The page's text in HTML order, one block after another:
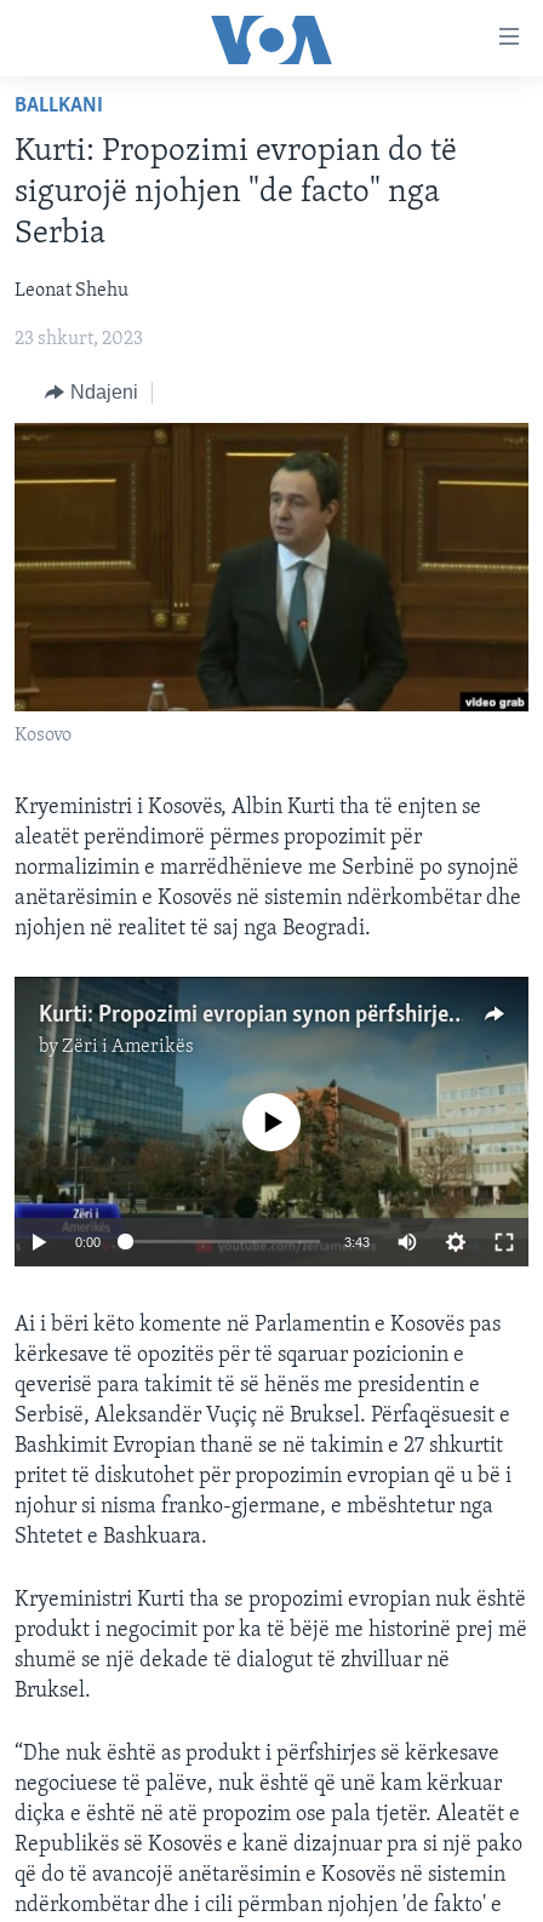
faqen
kryesore
Kalo
tek
faqja
Kalo
tek
AMERIKA
BOTA
MJEDISI
KULTURË
SHKENCË DHE TEKNOLOGJI
SHËNDETËSI
INTERVISTA
DITARI
Learning English
FOLLOW US
BALLKANI
Kurti: Propozimi evropian do të
sigurojë njohjen "de facto" nga
Serbia
Leonat Shehu
23 shkurt, 2023
Ndajeni
Kosovo
Kryeministri i Kosovës, Albin Kurti tha të enjten se
aleatët perëndimorë përmes propozimit për
normalizimin e marrëdhënieve me Serbinë po synojnë
anëtarësimin e Kosovës në sistemin ndërkombëtar dhe
njohjen në realitet të saj nga Beogradi.
Kurti: Propozimi evropian synon përfshirjen e Kosovës në sistemin ndërkombëtar
byZëri i Amerikës
No media source currently available
0:00 3:43
Ai i bëri këto komente në Parlamentin e Kosovës pas
kërkesave të opozitës për të sqaruar pozicionin e
qeverisë para takimit të së hënës me presidentin e
Serbisë, Aleksandër Vuçiç në Bruksel. Përfaqësuesit e
Bashkimit Evropian thanë se në takimin e 27 shkurtit
pritet të diskutohet për propozimin evropian që u bë i
njohur si nisma franko-gjermane, e mbështetur nga
Shtetet e Bashkuara.
Kryeministri Kurti tha se propozimi evropian nuk është
produkt i negocimit por ka të bëjë me historinë prej më
shumë se një dekade të dialogut të zhvilluar në
Bruksel.
“Dhe nuk është as produkt i përfshirjes së kërkesave
negociuese të palëve, nuk është që unë kam kërkuar
diçka e është në atë propozim ose pala tjetër. Aleatët e
Republikës së Kosovës e kanë dizajnuar pra si një pako
që do të avancojë anëtarësimin e Kosovës në sistemin
ndërkombëtar dhe i cili përmban njohjen 'de fakto' e